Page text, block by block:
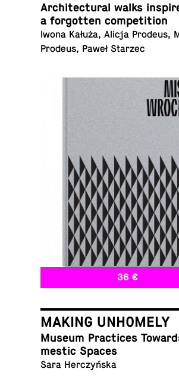
Ar­chi­tec­tural walks
a for­got­ten competition
Iwona Kałuża, Alicja Prodeus,
Prodeus, Paweł Starzec
36 €
MAKING UNHOMELY
Museum Prac­tices
mes­tic Spaces
Sara Herczyńska